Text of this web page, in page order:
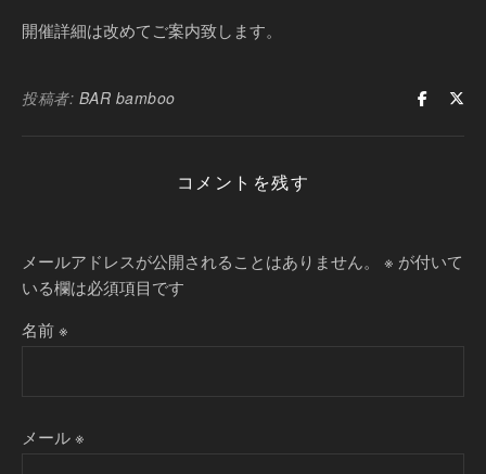
開催詳細は改めてご案内致します。
投稿者: BAR bamboo
コメントを残す
メールアドレスが公開されることはありません。 ※ が付いて
いる欄は必須項目です
名前※
メール※